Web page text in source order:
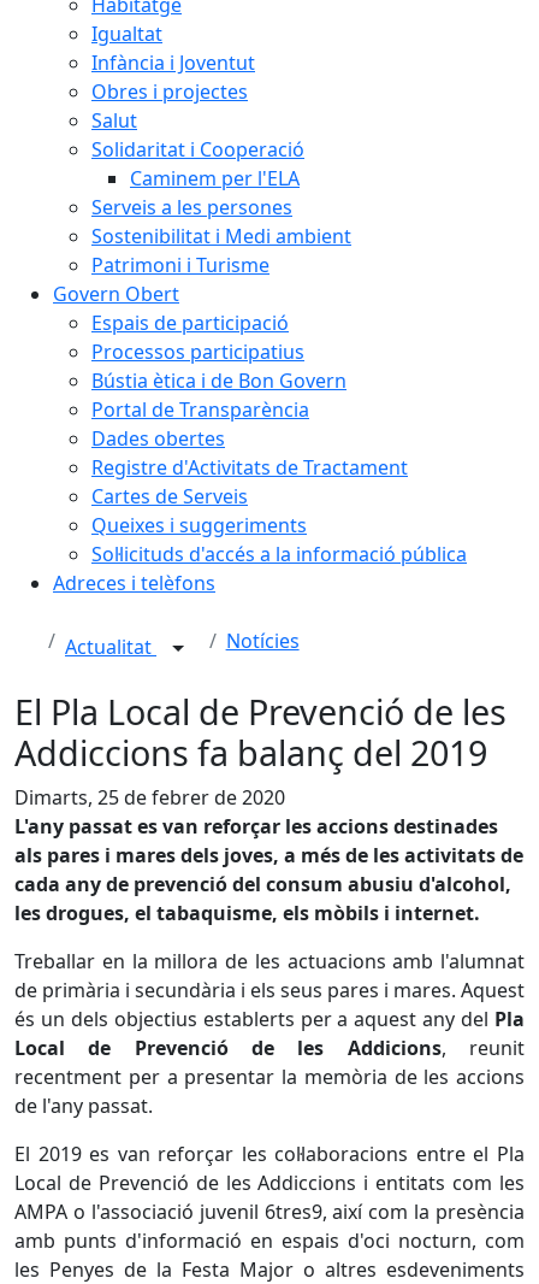
Igualtat
Infància i Joventut
Obres i projectes
Salut
Solidaritat i Cooperació
Caminem per l'ELA
Serveis a les persones
Sostenibilitat i Medi ambient
Patrimoni i Turisme
Govern Obert
Espais de participació
Processos participatius
Bústia ètica i de Bon Govern
Portal de Transparència
Dades obertes
Registre d'Activitats de Tractament
Cartes de Serveis
Queixes i suggeriments
Sol·licituds d'accés a la informació pública
Adreces i telèfons
Actualitat Notícies
El Pla Local de Prevenció de les
Addiccions fa balanç del 2019
Dimarts, 25 de febrer de 2020
L'any passat es van reforçar les accions destinades
als pares i mares dels joves, a més de les activitats de
cada any de prevenció del consum abusiu d'alcohol,
les drogues, el tabaquisme, els mòbils i internet.
Treballar en la millora de les actuacions amb l'alumnat
de primària i secundària i els seus pares i mares. Aquest
és un dels objectius establerts per a aquest any del Pla
Local de Prevenció de les Addicions, reunit
recentment per a presentar la memòria de les accions
de l'any passat.
El 2019 es van reforçar les col·laboracions entre el Pla
Local de Prevenció de les Addiccions i entitats com les
AMPA o l'associació juvenil 6tres9, així com la presència
amb punts d'informació en espais d'oci nocturn, com
les Penyes de la Festa Major o altres esdeveniments